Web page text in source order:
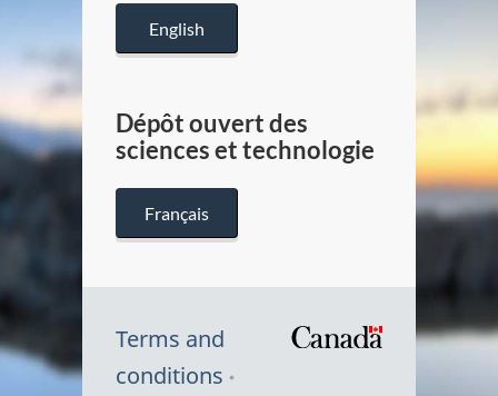
English
Dépôt ouvert des
sciences et technologie
Français
Terms and
conditions